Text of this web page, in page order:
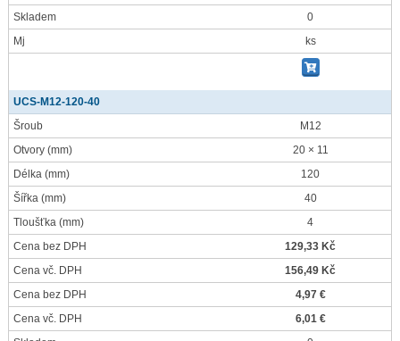
Skladem
0
Mj
ks
UCS-M12-120-40
Šroub
M12
Otvory (mm)
20 × 11
Délka (mm)
120
Šířka (mm)
40
Tloušťka (mm)
4
Cena bez DPH
129,33 Kč
Cena vč. DPH
156,49 Kč
Cena bez DPH
4,97 €
Cena vč. DPH
6,01 €